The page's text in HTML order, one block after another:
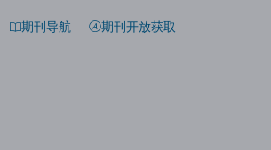
期刊导航 期刊开放获取